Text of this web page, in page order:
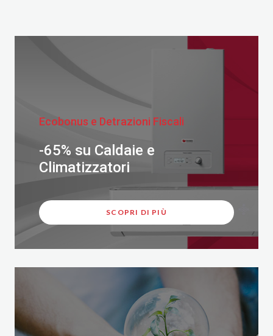
Ecobonus e Detrazioni Fiscali
-65% su Caldaie e
Climatizzatori
SCOPRI DI PIÙ